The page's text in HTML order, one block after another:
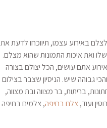
באירוע עצמו, תיווכחו לדעת את
ואת איכות התמונות שהוא מצלם.
אתם עושים, הכל יצולם בצורה
גבוהה שיש. הניסיון שצבר בצילום
בריתות, בר מצווה ובת מצווה,
ועוד,צלם בחיפה, צלמים בחיפה